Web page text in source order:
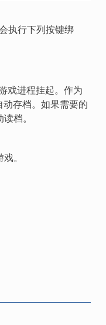
执行下列按键绑
戏进程挂起。作为
动存档。如果需要的
档。
。